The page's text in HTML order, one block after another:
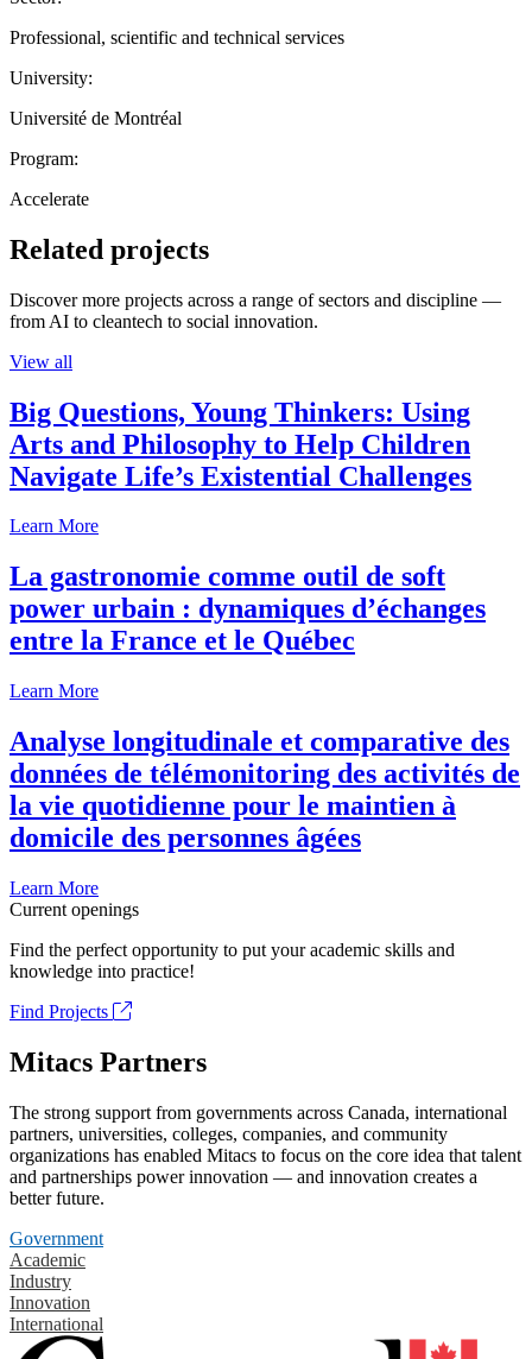
Professional, scientific and technical services
University:
Université de Montréal
Program:
Accelerate
Related projects
Discover more projects across a range of sectors and discipline —
from AI to cleantech to social innovation.
View all
Big Questions, Young Thinkers: Using
Arts and Philosophy to Help Children
Navigate Life’s Existential Challenges
Learn More
La gastronomie comme outil de soft
power urbain : dynamiques d’échanges
entre la France et le Québec
Learn More
Analyse longitudinale et comparative des
données de télémonitoring des activités de
la vie quotidienne pour le maintien à
domicile des personnes âgées
Learn More
Current openings
Find the perfect opportunity to put your academic skills and
knowledge into practice!
Find Projects
Mitacs Partners
The strong support from governments across Canada, international
partners, universities, colleges, companies, and community
organizations has enabled Mitacs to focus on the core idea that talent
and partnerships power innovation — and innovation creates a
better future.
Government
Academic
Industry
Innovation
International